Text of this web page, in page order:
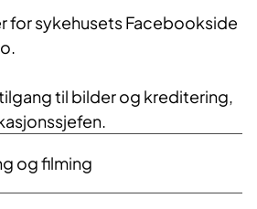
for sykehusets Facebookside
til bilder og kreditering,
og filming